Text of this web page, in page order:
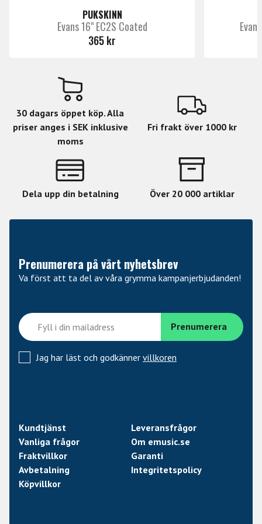
PUKSKINN
Evans 16" EC2S Coated
365 kr
30 dagars öppet köp. Alla
priser anges i SEK inklusive
moms
Fri frakt över 1000 kr
Dela upp din betalning Över 20 000 artiklar
Prenumerera på vårt nyhetsbrev
Va först att ta del av våra grymma kampanjerbjudanden!
Jag har läst och godkänner villkoren
Kundtjänst
Leveransfrågor
Vanliga frågor
Om emusic.se
Fraktvillkor
Garanti
Avbetalning
Integritetspolicy
Köpvillkor